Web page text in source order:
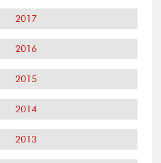
2017
2016
2015
2014
2013